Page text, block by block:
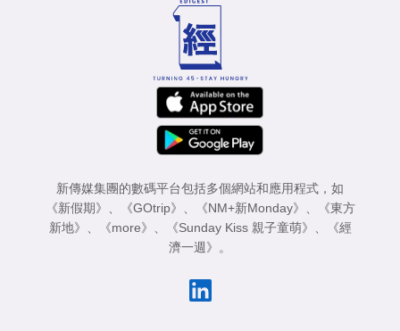
新傳媒集團的數碼平台包括多個網站和應用程式，如
《新假期》 、 《GOtrip》 、 《NM+新Monday》 、
《東方
新地》 、 《more》 、 《Sunday Kiss 親子童萌》 、
《經
濟一週》 。